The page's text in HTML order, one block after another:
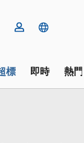
標 即時 熱